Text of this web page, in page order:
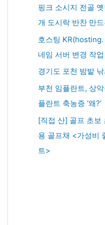
핑크 소시지 전골
개 도시락 반찬 만
호스팅
네임 서버 변경 작업
경기도 포천 밤밭
부천 임플란트, 상
플란트 축농증 ‘왜?’
[직접 산] 골프 초보
용 골프채 <가성비
트>